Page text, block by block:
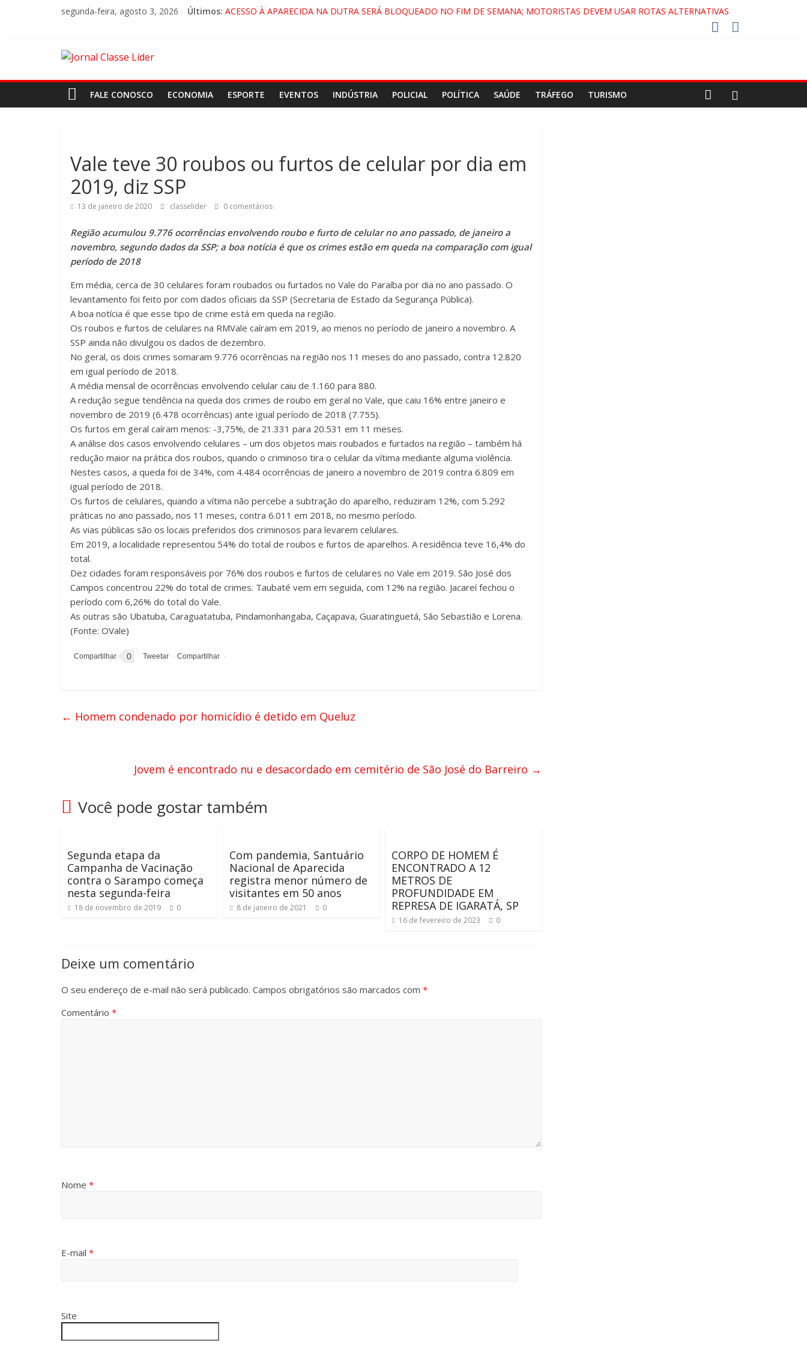
segunda-feira, agosto 3, 2026 Últimos: ACESSO À APARECIDA NA DUTRA SERÁ BLOQUEADO NO FIM DE SEMANA; MOTORISTAS DEVEM USAR ROTAS ALTERNATIVAS
FALE CONOSCO ECONOMIA ESPORTE EVENTOS INDÚSTRIA POLICIAL POLÍTICA SAÚDE TRÁFEGO TURISMO
Vale teve 30 roubos ou furtos de celular por dia em
2019, diz SSP
13 de janeiro de 2020 classelider 0 comentários
Região acumulou 9.776 ocorrências envolvendo roubo e furto de celular no ano passado, de janeiro a
novembro, segundo dados da SSP; a boa notícia é que os crimes estão em queda na comparação com igual
período de 2018
Em média, cerca de 30 celulares foram roubados ou furtados no Vale do Paraíba por dia no ano passado. O
levantamento foi feito por com dados oficiais da SSP (Secretaria de Estado da Segurança Pública).
A boa notícia é que esse tipo de crime está em queda na região.
Os roubos e furtos de celulares na RMVale caíram em 2019, ao menos no período de janeiro a novembro. A
SSP ainda não divulgou os dados de dezembro.
No geral, os dois crimes somaram 9.776 ocorrências na região nos 11 meses do ano passado, contra 12.820
em igual período de 2018.
A média mensal de ocorrências envolvendo celular caiu de 1.160 para 880.
A redução segue tendência na queda dos crimes de roubo em geral no Vale, que caiu 16% entre janeiro e
novembro de 2019 (6.478 ocorrências) ante igual período de 2018 (7.755).
Os furtos em geral caíram menos: -3,75%, de 21.331 para 20.531 em 11 meses.
A análise dos casos envolvendo celulares – um dos objetos mais roubados e furtados na região – também há
redução maior na prática dos roubos, quando o criminoso tira o celular da vítima mediante alguma violência.
Nestes casos, a queda foi de 34%, com 4.484 ocorrências de janeiro a novembro de 2019 contra 6.809 em
igual período de 2018.
Os furtos de celulares, quando a vítima não percebe a subtração do aparelho, reduziram 12%, com 5.292
práticas no ano passado, nos 11 meses, contra 6.011 em 2018, no mesmo período.
As vias públicas são os locais preferidos dos criminosos para levarem celulares.
Em 2019, a localidade representou 54% do total de roubos e furtos de aparelhos. A residência teve 16,4% do
total.
Dez cidades foram responsáveis por 76% dos roubos e furtos de celulares no Vale em 2019. São José dos
Campos concentrou 22% do total de crimes. Taubaté vem em seguida, com 12% na região. Jacareí fechou o
período com 6,26% do total do Vale.
As outras são Ubatuba, Caraguatatuba, Pindamonhangaba, Caçapava, Guaratinguetá, São Sebastião e Lorena.
(Fonte: OVale)
0
← Homem condenado por homicídio é detido em Queluz
Jovem é encontrado nu e desacordado em cemitério de São José do Barreiro →
Você pode gostar também
Segunda etapa da
Campanha de Vacinação
contra o Sarampo começa
nesta segunda-feira
18 de novembro de 2019 0
Com pandemia, Santuário
Nacional de Aparecida
registra menor número de
visitantes em 50 anos
8 de janeiro de 2021 0
CORPO DE HOMEM É
ENCONTRADO A 12
METROS DE
PROFUNDIDADE EM
REPRESA DE IGARATÁ, SP
16 de fevereiro de 2023 0
Deixe um comentário
O seu endereço de e-mail não será publicado. Campos obrigatórios são marcados com *
Comentário *
Nome *
E-mail *
Site